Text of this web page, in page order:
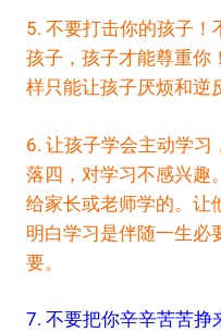
5. 不要打击你的孩子
孩子，孩子才能尊重你
样只能让孩子厌烦和逆
6. 让孩子学会主动学习
落四，对学习不感兴趣
给家长或老师学的。让
明白学习是伴随一生必
要。
7. 不要把你辛辛苦苦挣